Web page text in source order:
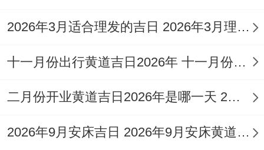
響。建議避開不利時段進行關鍵活動。
2026年10月15日
（星期四，農曆九月初六）
宜：祭拜祭祀、祈福、生子求嗣、開光、旅
2026年3月适合理发的吉日 2026年3月理发黄道吉日
十一月份出行黄道吉日2026年 十一月份出行黄道吉日查询
二月份开业黄道吉日2026年是哪一天 2月开业黄道吉日查询
2026年9月安床吉日 2026年9月安床黄道吉日吉时查询